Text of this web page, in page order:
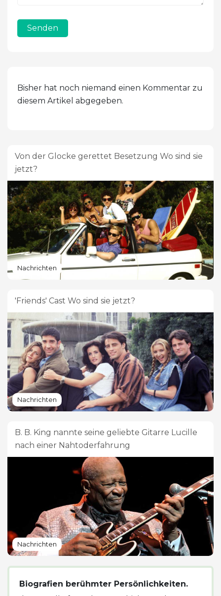
Senden
Bisher hat noch niemand einen Kommentar zu
diesem Artikel abgegeben.
Von der Glocke gerettet Besetzung Wo sind sie
jetzt?
Nachrichten
'Friends' Cast Wo sind sie jetzt?
Nachrichten
B. B. King nannte seine geliebte Gitarre Lucille
nach einer Nahtoderfahrung
Nachrichten
Biografien berühmter Persönlichkeiten.